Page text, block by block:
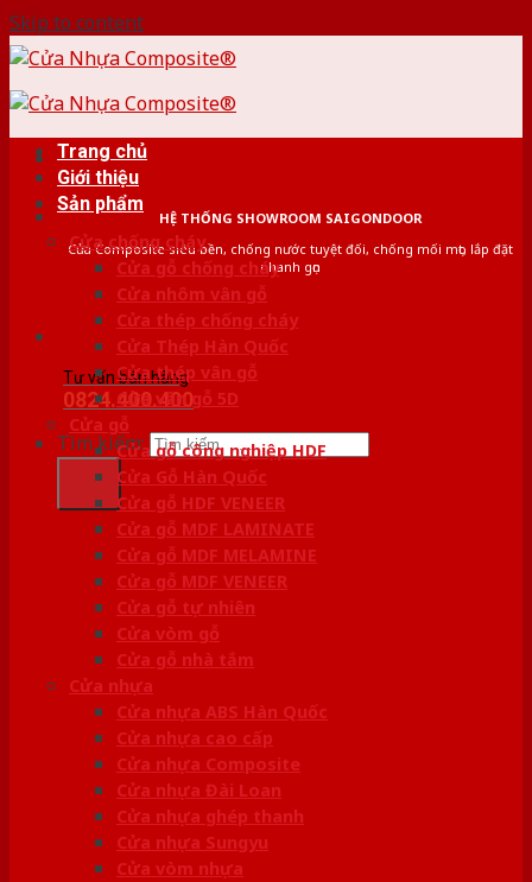
Skip to content
HỆ THỐNG SHOWROOM SAIGONDOOR
Cửa Composite siêu bền, chống nước tuyệt đối, chống mối mọt, lắp đặt
nhanh gọn
Tư vấn bán hàng
0824.400.400
Tìm kiếm:
Trang chủ
Giới thiệu
Sản phẩm
Cửa chống cháy
Cửa gỗ chống cháy
Cửa nhôm vân gỗ
Cửa thép chống cháy
Cửa Thép Hàn Quốc
Cửa thép vân gỗ
Cửa vân gỗ 5D
Cửa gỗ
Cửa gỗ công nghiệp HDF
Cửa Gỗ Hàn Quốc
Cửa gỗ HDF VENEER
Cửa gỗ MDF LAMINATE
Cửa gỗ MDF MELAMINE
Cửa gỗ MDF VENEER
Cửa gỗ tự nhiên
Cửa vòm gỗ
Cửa gỗ nhà tắm
Cửa nhựa
Cửa nhựa ABS Hàn Quốc
Cửa nhựa cao cấp
Cửa nhựa Composite
Cửa nhựa Đài Loan
Cửa nhựa ghép thanh
Cửa nhựa Sungyu
Cửa vòm nhựa